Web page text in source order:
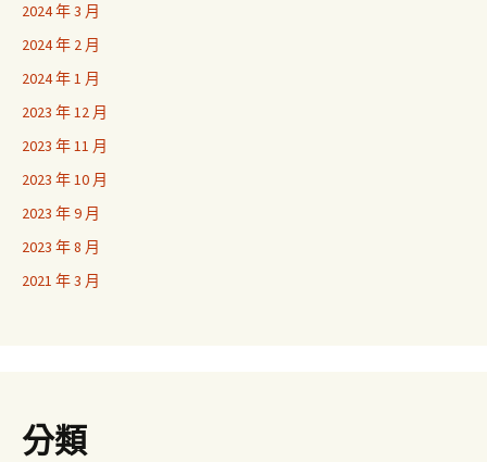
2024 年 3 月
2024 年 2 月
2024 年 1 月
2023 年 12 月
2023 年 11 月
2023 年 10 月
2023 年 9 月
2023 年 8 月
2021 年 3 月
分類